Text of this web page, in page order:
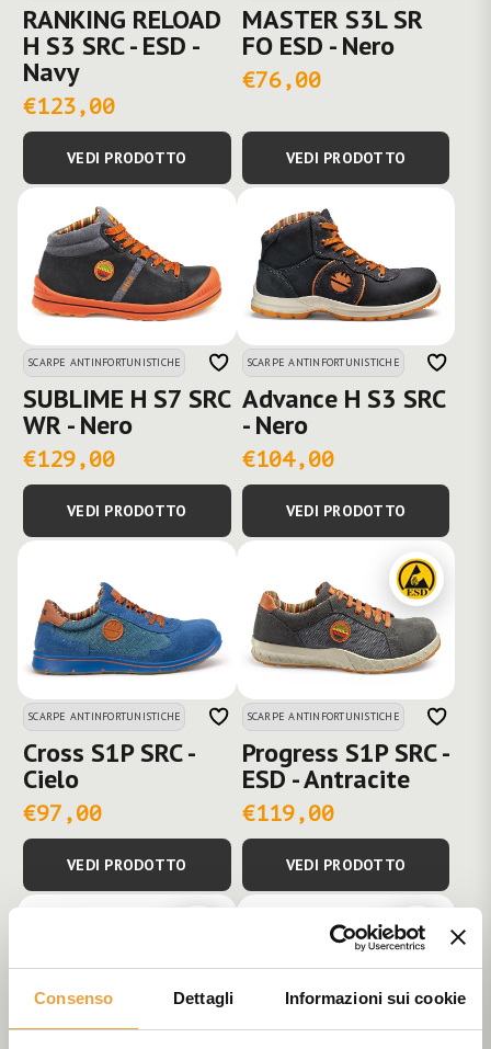
Consenso Dettagli Informazioni sui cookie
RANKING RELOAD
H S3 SRC - ESD -
Navy
€123,00
VEDI PRODOTTO
MASTER S3L SR
FO ESD - Nero
€76,00
VEDI PRODOTTO
SCARPE ANTINFORTUNISTICHE
SUBLIME H S7 SRC
WR - Nero
€129,00
VEDI PRODOTTO
SCARPE ANTINFORTUNISTICHE
Advance H S3 SRC
- Nero
€104,00
VEDI PRODOTTO
SCARPE ANTINFORTUNISTICHE
Cross S1P SRC -
Cielo
€97,00
VEDI PRODOTTO
SCARPE ANTINFORTUNISTICHE
Progress S1P SRC -
ESD - Antracite
€119,00
VEDI PRODOTTO